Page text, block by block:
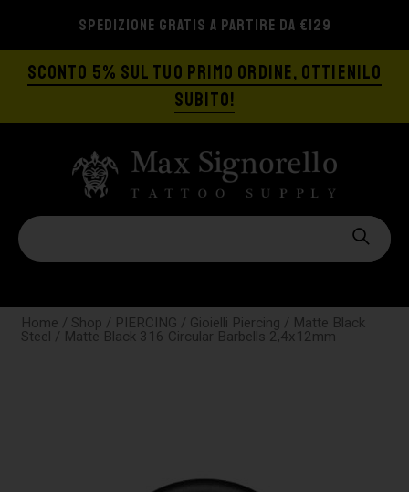
SPEDIZIONE GRATIS A PARTIRE DA €129
SCONTO 5% SUL TUO PRIMO ORDINE, OTTIENILO
SUBITO!
Home / Shop / PIERCING / Gioielli Piercing / Matte Black
Steel / Matte Black 316 Circular Barbells 2,4x12mm